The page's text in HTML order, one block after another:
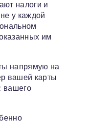
налоги и
у каждой
им
напрямую на
вашей карты
вашего